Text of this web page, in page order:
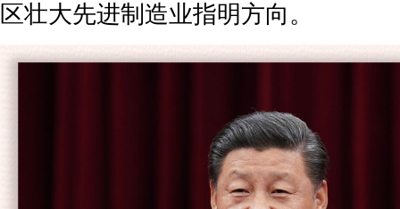
区壮大先进制造业指明方向。